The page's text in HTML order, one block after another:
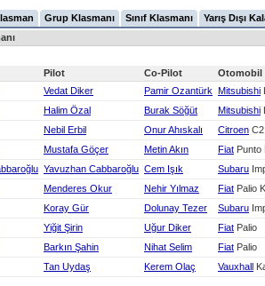
Grup Klasmanı Sınıf Klasmanı Yarış Dışı
Pilot Co-Pilot Otomobil
Vedat Diker Pamir Ozantürk Mitsubishi
Halim Özal Burak Söğüt Mitsubishi
Nebil Erbil Onur Ahıskalı Citroen C2
Mustafa Göçer Metin Akın Fiat Punto
Yavuzhan Cabbaroğlu Cem Işık Subaru
Menderes Okur Nehir Yılmaz Fiat Palio
Koray Gür Dolunay Tezer Subaru
Yiğit Şirin Uğur Diker Fiat Palio
Barkın Şahin Nihat Selim Fiat Palio
Tan Uydaş Kerem Olaç Vauxhall